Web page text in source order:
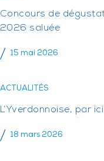
Concours de
2026 saluée
15 mai 2026
ACTUALITÉS
L’Yverdonnoise, par
18 mars 2026